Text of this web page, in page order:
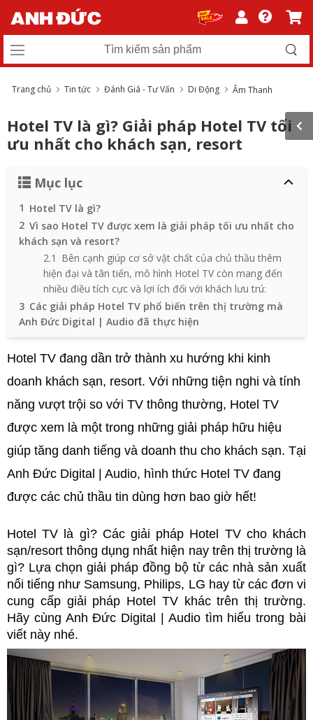
Trang chủ Tin tức Đánh Giá - Tư Vấn Di Động Âm Thanh
Hotel TV là gì? Giải pháp Hotel TV tối
ưu nhất cho khách sạn, resort
Mục lục
1 Hotel TV là gì?
2 Vì sao Hotel TV được xem là giải pháp tối ưu nhất cho
khách sạn và resort?
2.1 Bên cạnh giúp cơ sở vật chất của chủ thầu thêm
hiện đại và tân tiến, mô hình Hotel TV còn mang đến
nhiều điều tích cực và lợi ích đối với khách lưu trú:
3 Các giải pháp Hotel TV phổ biến trên thị trường mà
Anh Đức Digital | Audio đã thực hiện
Hotel TV đang dần trở thành xu hướng khi kinh
doanh khách sạn, resort. Với những tiện nghi và tính
năng vượt trội so với TV thông thường, Hotel TV
được xem là một trong những giải pháp hữu hiệu
giúp tăng danh tiếng và doanh thu cho khách sạn. Tại
Anh Đức Digital | Audio, hình thức Hotel TV đang
được các chủ thầu tin dùng hơn bao giờ hết!
Hotel TV là gì? Các giải pháp Hotel TV cho khách
sạn/resort thông dụng nhất hiện nay trên thị trường là
gì? Lựa chọn giải pháp đồng bộ từ các nhà sản xuất
nổi tiếng như Samsung, Philips, LG hay từ các đơn vi
cung cấp giải pháp Hotel TV khác trên thị trường.
Hãy cùng Anh Đức Digital | Audio tìm hiểu trong bài
viết này nhé.